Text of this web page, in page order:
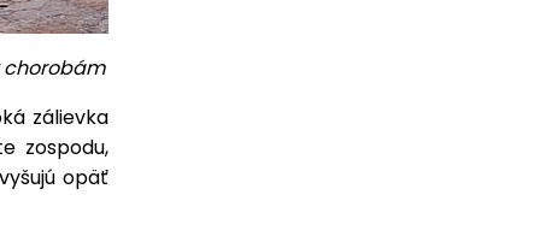
chorobám
zálievka
zospodu,
opäť